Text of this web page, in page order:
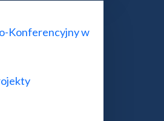
Konferencyjny w